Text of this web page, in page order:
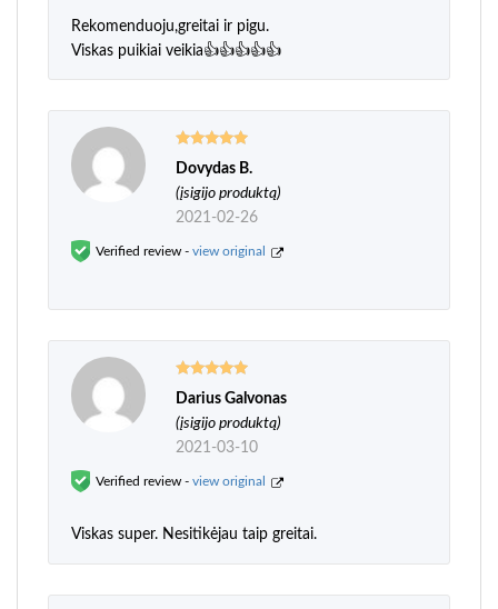
Rekomenduoju,greitai ir pigu.
Viskas puikiai veikia👍👍👍👍👍
Įvertinimas:
5iš 5
Dovydas B.
(įsigijo produktą)
2021-02-26
Verified review - view original
Įvertinimas:
5iš 5
Darius Galvonas
(įsigijo produktą)
2021-03-10
Verified review - view original
Viskas super. Nesitikėjau taip greitai.